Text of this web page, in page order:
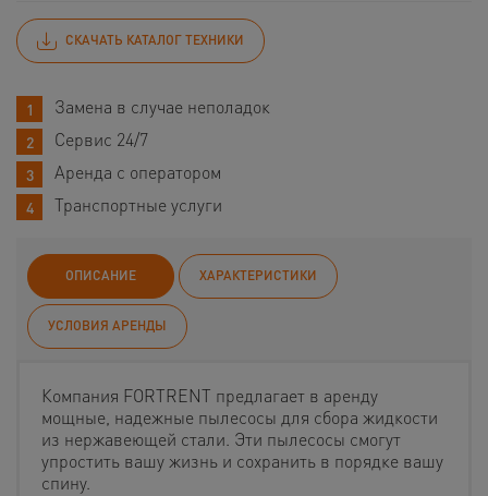
СКАЧАТЬ КАТАЛОГ ТЕХНИКИ
Замена в случае неполадок
Сервис 24/7
Аренда с оператором
Транспортные услуги
ОПИСАНИЕ ХАРАКТЕРИСТИКИ
УСЛОВИЯ АРЕНДЫ
Компания FORTRENT предлагает в аренду
мощные, надежные пылесосы для сбора жидкости
из нержавеющей стали. Эти пылесосы смогут
упростить вашу жизнь и сохранить в порядке вашу
спину.